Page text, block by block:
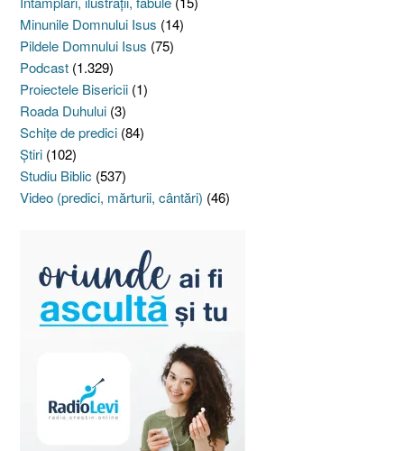
Minunile Domnului Isus (14)
Pildele Domnului Isus (75)
Podcast (1.329)
Proiectele Bisericii (1)
Roada Duhului (3)
Schiţe de predici (84)
Ştiri (102)
Studiu Biblic (537)
Video (predici, mărturii, cântări) (46)